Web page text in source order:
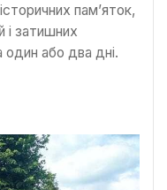
пам’яток,
і затишних
один або два дні.